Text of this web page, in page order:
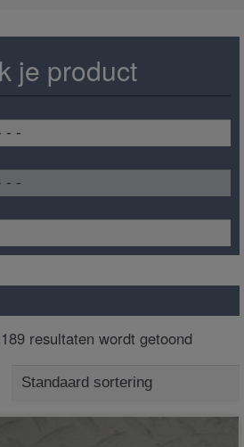
je product
resultaten wordt getoond